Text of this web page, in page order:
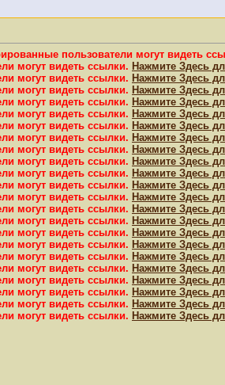
пользователи могут видеть
могут видеть ссылки. Нажмите Здесь
могут видеть ссылки. Нажмите Здесь
могут видеть ссылки. Нажмите Здесь
могут видеть ссылки. Нажмите Здесь
могут видеть ссылки. Нажмите Здесь
могут видеть ссылки. Нажмите Здесь
могут видеть ссылки. Нажмите Здесь
могут видеть ссылки. Нажмите Здесь
могут видеть ссылки. Нажмите Здесь
могут видеть ссылки. Нажмите Здесь
могут видеть ссылки. Нажмите Здесь
могут видеть ссылки. Нажмите Здесь
могут видеть ссылки. Нажмите Здесь
могут видеть ссылки. Нажмите Здесь
могут видеть ссылки. Нажмите Здесь
могут видеть ссылки. Нажмите Здесь
могут видеть ссылки. Нажмите Здесь
могут видеть ссылки. Нажмите Здесь
могут видеть ссылки. Нажмите Здесь
могут видеть ссылки. Нажмите Здесь
могут видеть ссылки. Нажмите Здесь
могут видеть ссылки. Нажмите Здесь